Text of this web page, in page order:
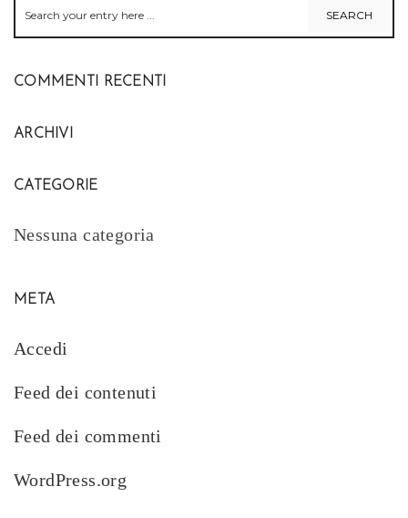
COMMENTI RECENTI
ARCHIVI
CATEGORIE
Nessuna categoria
META
Accedi
Feed dei contenuti
Feed dei commenti
WordPress.org